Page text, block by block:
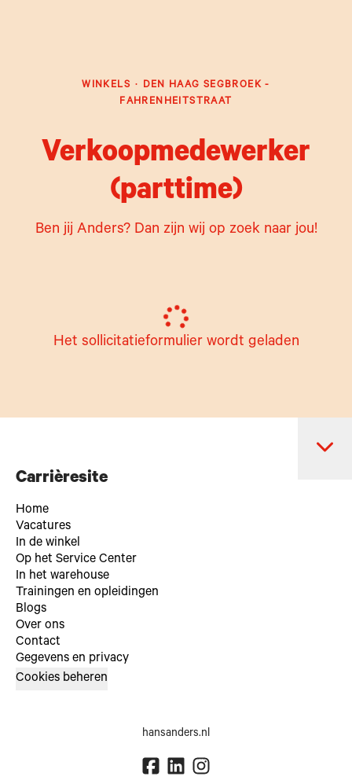
WINKELS · DEN HAAG SEGBROEK -
FAHRENHEITSTRAAT
Verkoopmedewerker
(parttime)
Ben jij Anders? Dan zijn wij op zoek naar jou!
Het sollicitatieformulier wordt geladen
Carrièresite
Home
Vacatures
In de winkel
Op het Service Center
In het warehouse
Trainingen en opleidingen
Blogs
Over ons
Contact
Gegevens en privacy
Cookies beheren
hansanders.nl